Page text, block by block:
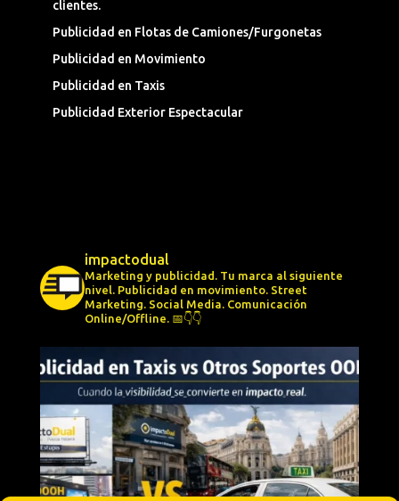
clientes.
Publicidad en Flotas de Camiones/Furgonetas
Publicidad en Movimiento
Publicidad en Taxis
Publicidad Exterior Espectacular
impactodual
Marketing y publicidad. Tu marca al siguiente
nivel. Publicidad en movimiento. Street
Marketing. Social Media. Comunicación
Online/Offline. 📅👇👇